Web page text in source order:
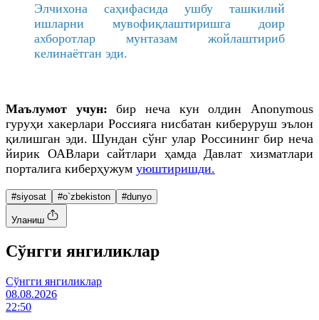
Элчихона саҳифасида ушбу ташкилий
ишларни мувофиқлаштиришга доир
ахборотлар мунтазам жойлаштириб
келинаётган эди.
Маълумот учун: бир неча кун олдин Anonymous
гуруҳи хакерлари Россияга нисбатан киберуруш эълон
қилишган эди. Шундан сўнг улар Россининг бир неча
йирик ОАВлари сайтлари ҳамда Давлат хизматлари
порталига киберҳужум уюштиришди.
#siyosat #o`zbekiston #dunyo
Уланиш
Cўнгги янгиликлар
Cўнгги янгиликлар
08.08.2026
22:50